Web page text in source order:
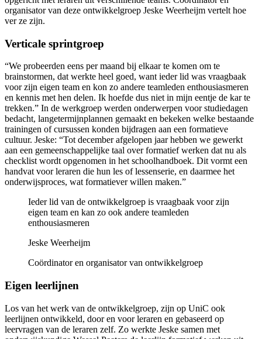
organisator van deze ontwikkelgroep Jeske Weerheijm vertelt hoe
ver ze zijn.
Verticale sprintgroep
“We probeerden eens per maand bij elkaar te komen om te
brainstormen, dat werkte heel goed, want ieder lid was vraagbaak
voor zijn eigen team en kon zo andere teamleden enthousiasmeren
en kennis met hen delen. Ik hoefde dus niet in mijn eentje de kar te
trekken.” In de werkgroep werden onderwerpen voor studiedagen
bedacht, langetermijnplannen gemaakt en bekeken welke bestaande
trainingen of cursussen konden bijdragen aan een formatieve
cultuur. Jeske: “Tot december afgelopen jaar hebben we gewerkt
aan een gemeenschappelijke taal over formatief werken dat nu als
checklist wordt opgenomen in het schoolhandboek. Dit vormt een
handvat voor leraren die hun les of lessenserie, en daarmee het
onderwijsproces, wat formatiever willen maken.”
Ieder lid van de ontwikkelgroep is vraagbaak voor zijn
eigen team en kan zo ook andere teamleden
enthousiasmeren
Jeske Weerheijm
Coördinator en organisator van ontwikkelgroep
Eigen leerlijnen
Los van het werk van de ontwikkelgroep, zijn op UniC ook
leerlijnen ontwikkeld, door en voor leraren en gebaseerd op
leervragen van de leraren zelf. Zo werkte Jeske samen met